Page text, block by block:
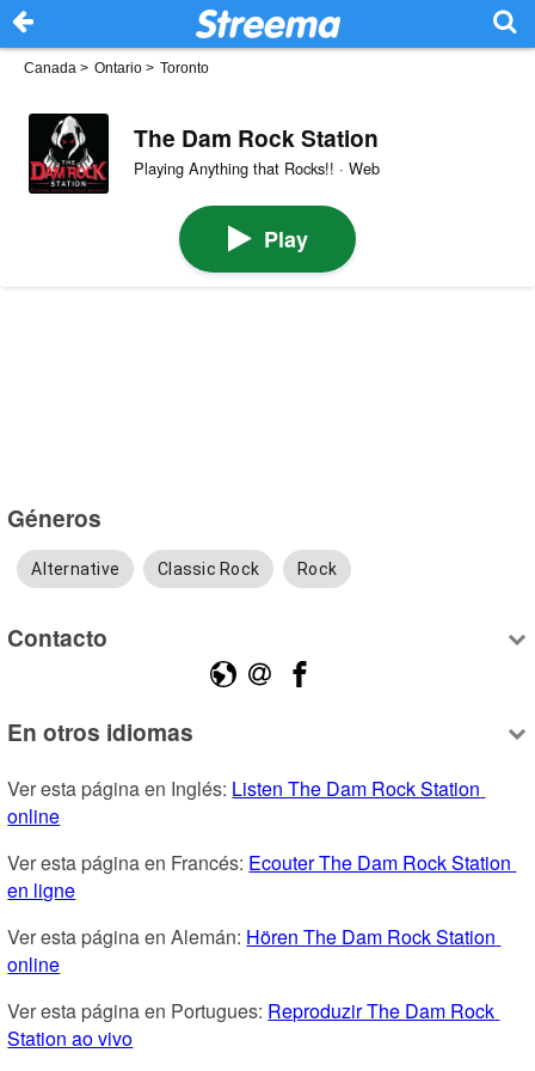
Canada > Ontario > Toronto
The Dam Rock Station
Playing Anything that Rocks!! · Web
Play
Géneros
Alternative Classic Rock Rock
Contacto
En otros idiomas
Ver esta página en Inglés: Listen The Dam Rock Station
online
Ver esta página en Francés: Ecouter The Dam Rock Station
en ligne
Ver esta página en Alemán: Hören The Dam Rock Station
online
Ver esta página en Portugues: Reproduzir The Dam Rock
Station ao vivo